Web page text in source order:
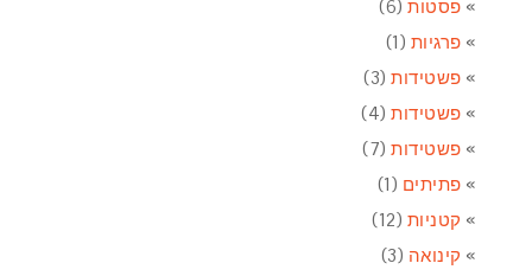
פסטות(6)
פרגיות (1)
פשטידות(3)
פשטידות(4)
פשטידות(7)
פתיתים (1)
קטניות (12)
קינואה (3)